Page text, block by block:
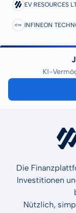
EV RESOURCES
INFINEON
KI-
Die
Investitionen
Nützlich,